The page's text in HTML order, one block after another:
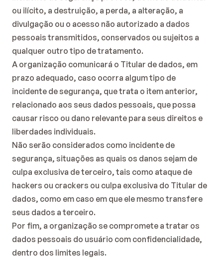
ou ilícito, a destruição, a perda, a alteração, a
divulgação ou o acesso não autorizado a dados
pessoais transmitidos, conservados ou sujeitos a
qualquer outro tipo de tratamento.
A organização comunicará o Titular de dados, em
prazo adequado, caso ocorra algum tipo de
incidente de segurança, que trata o item anterior,
relacionado aos seus dados pessoais, que possa
causar risco ou dano relevante para seus direitos e
liberdades individuais.
Não serão considerados como incidente de
segurança, situações as quais os danos sejam de
culpa exclusiva de terceiro, tais como ataque de
hackers ou crackers ou culpa exclusiva do Titular de
dados, como em caso em que ele mesmo transfere
seus dados a terceiro.
Por fim, a organização se compromete a tratar os
dados pessoais do usuário com confidencialidade,
dentro dos limites legais.